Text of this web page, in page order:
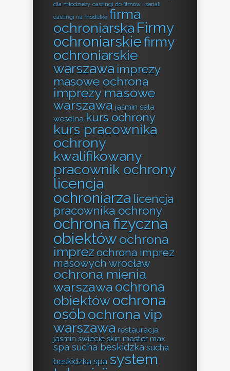
dla młodzieży castingi do filmów i seriali
castingi na modelkę firma
ochroniarska Firmy
ochroniarskiefirmy
ochroniarskie
warszawa imprezy
masowe ochrona
imprezy masowe
warszawa jaśmin sala
weselna kurs ochrony
kurs pracownika
ochrony
kwalifikowany
pracownik ochrony
licencja
ochroniarza licencja
pracownika ochrony
ochrona fizyczna
obiektówochrona
imprez ochrona imprez
masowych wrocław
ochrona mienia
warszawa ochrona
obiektów ochrona
osóbochrona vip
warszawa restauracja
jaśmin świecie skin master max
spa sucha beskidzka sucha
beskidzka spa system